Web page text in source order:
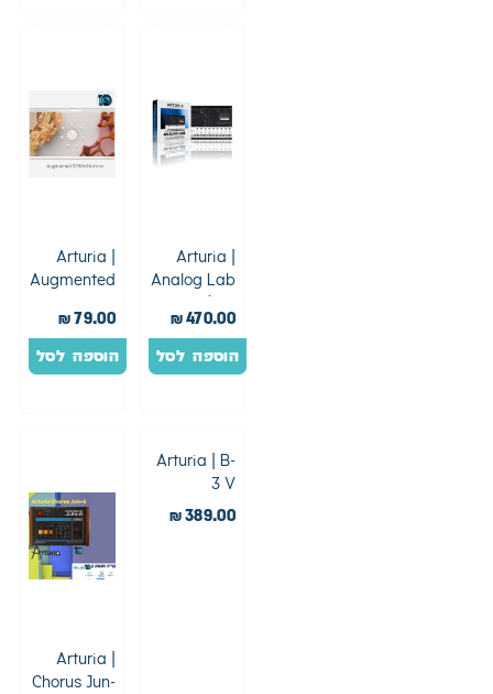
Arturia |
Analog Lab
V(Full
Version)
₪470.00
הוספה לסל
Arturia |
Augmented
Intro
₪79.00
הוספה לסל
Arturia | B-
3 V
₪389.00
Arturia |
Chorus Jun-